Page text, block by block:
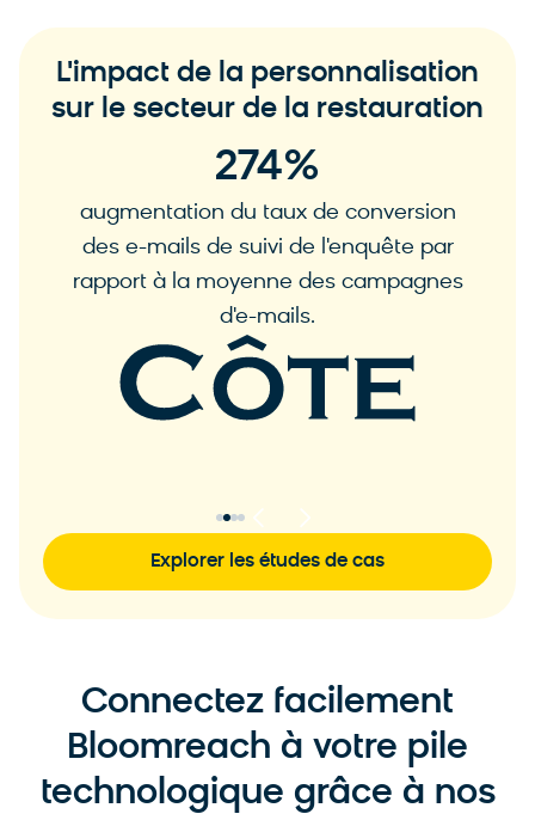
L'impact de la personnalisation
sur le secteur de la restauration
augmentation du taux de conversion
des e-mails de suivi de l'enquête par
rapport à la moyenne des campagnes
d'e-mails.
1,069%
Explorer les études de cas
Connectez facilement
Bloomreach à votre pile
technologique grâce à nos